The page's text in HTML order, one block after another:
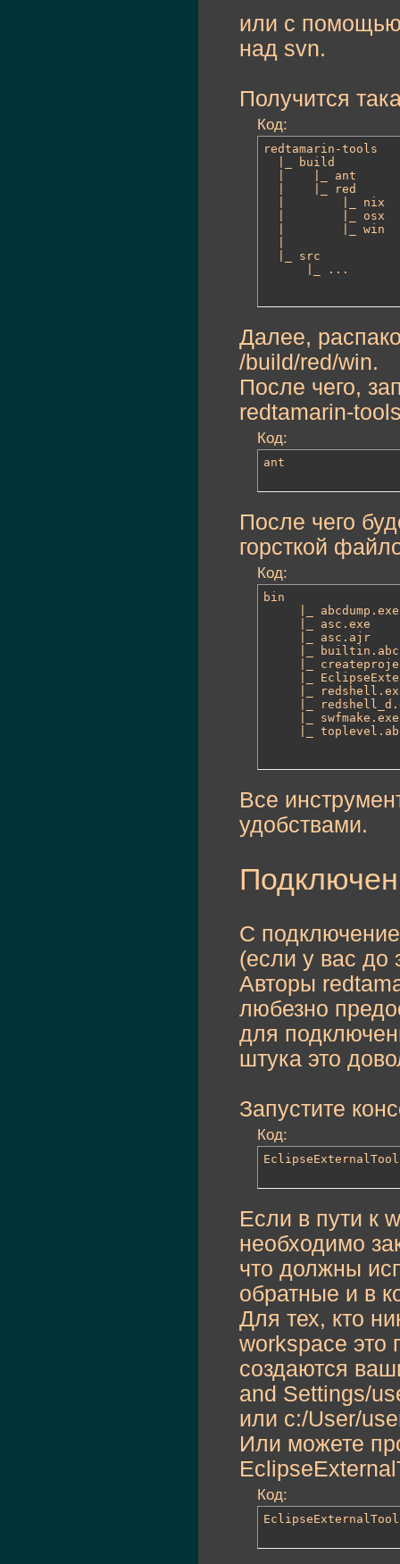
или с
над svn.
Получится
Код:
redtamarin-tools
  |_ build
  |    |_ ant
  |    |_ red
  |        |_ nix
  |        |_ osx
  |        |_ win
  |_ src
      |_ ...
Далее,
/build/red/win.
После чего,
redtamarin-
Код:
ant
После чего
горсткой
Код:
bin
|_
|_ asc.exe
     |_ asc.ajr
     |_ builtin.abc
|_
|_
|_
|_
|_
|_
Все
удобствами.
С
(если у вас до
Авторы
любезно
для
штука это
Запустите
Код:
Если в пути к
необходимо
что должны
обратные и в
Для тех, кто
workspace это
создаются
and Settings/
или c:/User/
Или можете
Код: